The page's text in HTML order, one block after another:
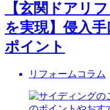
【玄関ドアリ
を実現】侵入
ポイント
リフォームコラム